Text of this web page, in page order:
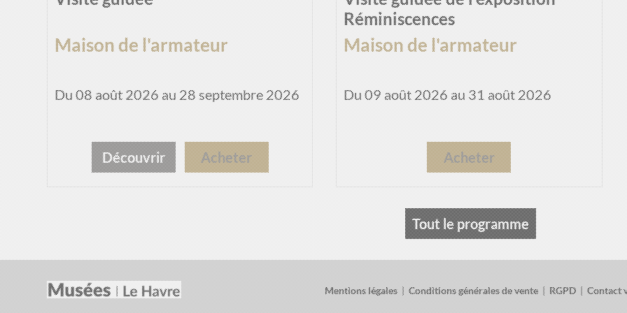
Maison de l'armateur
Du 08 août 2026 au 28 septembre 2026
Découvrir Acheter
Réminiscences
Maison de l'armateur
Du 09 août 2026 au 31 août 2026
Acheter
Tout le programme
Mentions légales|Conditions générales de vente|RGPD|Contact